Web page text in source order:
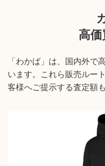
丁寧に査定し、需要や状
す。詳しくは店舗までお
高価
「わかば」は、国内外で
います。 これら販売ルー
客様へご提示する査定額